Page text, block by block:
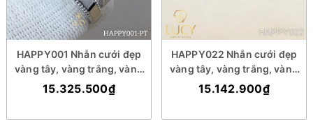
HAPPY001 Nhẫn cưới đẹp
vàng tây, vàng trắng, vàng
hồng 10k 14k 18k, Bạch Kim
Platinum PT900 đính CZ,
15.325.500₫
HAPPY022 Nhẫn cưới đẹp
vàng tây, vàng trắng, vàng
hồng 10k 14k 18k, Bạch Kim
Platinum PT900 đính CZ,
15.142.900₫